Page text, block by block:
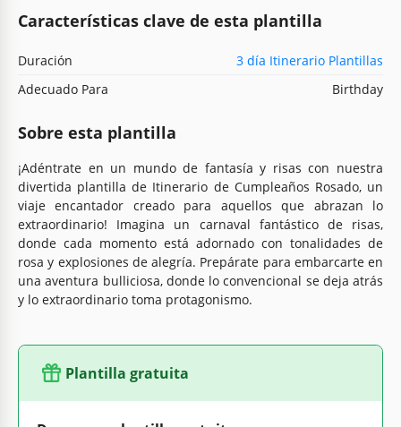
Características clave de esta plantilla
Duración
3 día Itinerario Plantillas
Adecuado Para
Birthday
Sobre esta plantilla
¡Adéntrate en un mundo de fantasía y risas con nuestra
divertida plantilla de Itinerario de Cumpleaños Rosado, un
viaje encantador creado para aquellos que abrazan lo
extraordinario! Imagina un carnaval fantástico de risas,
donde cada momento está adornado con tonalidades de
rosa y explosiones de alegría. Prepárate para embarcarte en
una aventura bulliciosa, donde lo convencional se deja atrás
y lo extraordinario toma protagonismo.
Plantilla gratuita